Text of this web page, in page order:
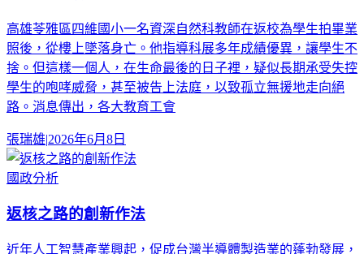
高雄苓雅區四維國小一名資深自然科教師在返校為學生拍畢業
照後，從樓上墜落身亡。他指導科展多年成績優異，讓學生不
捨。但這樣一個人，在生命最後的日子裡，疑似長期承受失控
學生的咆哮威脅，甚至被告上法庭，以致孤立無援地走向絕
路。消息傳出，各大教育工會
張瑞雄|2026年6月8日
國政分析
返核之路的創新作法
近年人工智慧產業興起，促成台灣半導體製造業的蓬勃發展，